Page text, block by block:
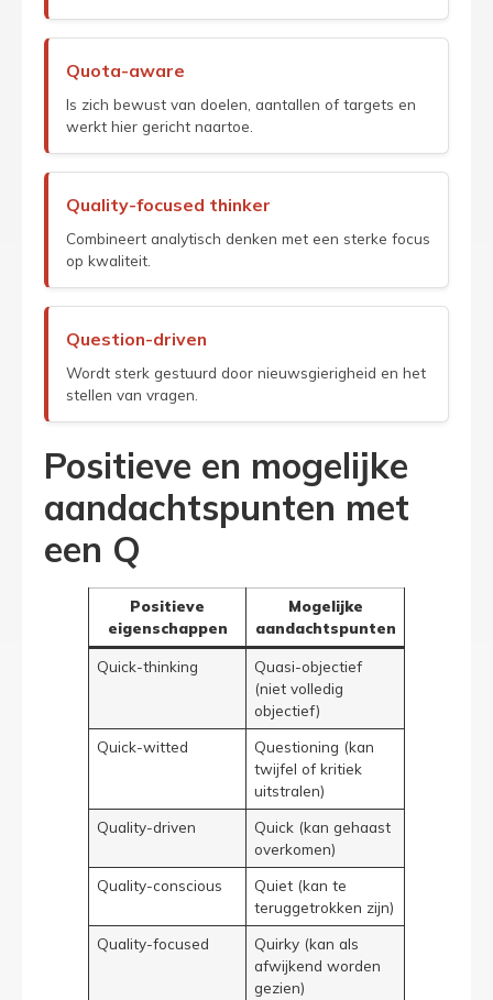
Quota-aware
Is zich bewust van doelen, aantallen of targets en
werkt hier gericht naartoe.
Quality-focused thinker
Combineert analytisch denken met een sterke focus
op kwaliteit.
Question-driven
Wordt sterk gestuurd door nieuwsgierigheid en het
stellen van vragen.
Positieve en mogelijke
aandachtspunten met
een Q
Positieve
eigenschappen
Mogelijke
aandachtspunten
Quick-thinking
Quasi-objectief
(niet volledig
objectief)
Quick-witted
Questioning (kan
twijfel of kritiek
uitstralen)
Quality-driven
Quick (kan gehaast
overkomen)
Quality-conscious
Quiet (kan te
teruggetrokken zijn)
Quality-focused
Quirky (kan als
afwijkend worden
gezien)